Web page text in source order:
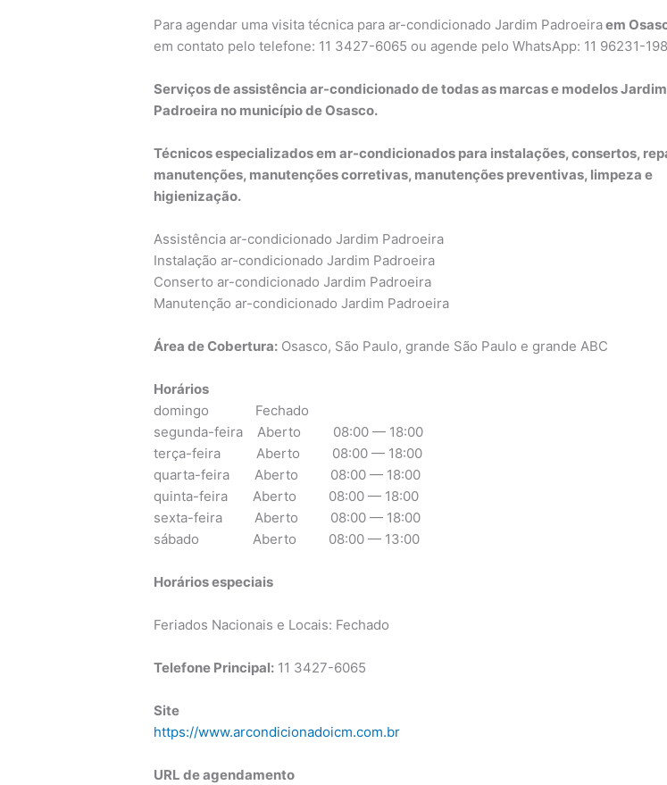
Para agendar uma visita técnica para ar-condicionado Jardim Padroeiraem
em contato pelo telefone: 11 3427-6065 ou agende pelo WhatsApp: 11 96231-
Serviços de assistência ar-condicionado de todas as marcas e modelos Jardim
Padroeira no município de Osasco.
Técnicos especializados em ar-condicionados para instalações, consertos,
manutenções, manutenções corretivas, manutenções preventivas, limpeza e
higienização.
Assistência ar-condicionado Jardim Padroeira
Instalação ar-condicionado Jardim Padroeira
Conserto ar-condicionado Jardim Padroeira
Manutenção ar-condicionado Jardim Padroeira
Área de Cobertura: Osasco, São Paulo, grande São Paulo e grande ABC
Horários
domingo Fechado
segunda-feira Aberto 08:00 — 18:00
terça-feira Aberto 08:00 — 18:00
quarta-feira Aberto 08:00 — 18:00
quinta-feira Aberto 08:00 — 18:00
sexta-feira Aberto 08:00 — 18:00
sábado Aberto 08:00 — 13:00
Horários especiais
Feriados Nacionais e Locais: Fechado
Telefone Principal: 11 3427-6065
Site
https://www.arcondicionadoicm.com.br
URL de agendamento